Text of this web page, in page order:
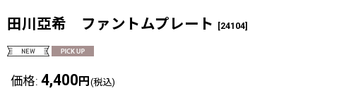
田川亞希 ファントムプレート [24104]
価格: 4,400 円 (税込)